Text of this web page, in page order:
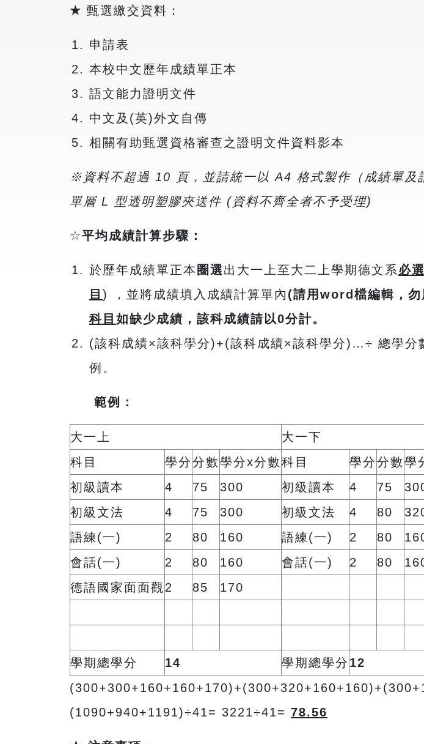
★ 甄選繳交資料：
申請表
本校中文歷年成績單正本
語文能力證明文件
中文及(英)外文自傳
相關有助甄選資格審查之證明文件資料影本
※資料不超過 10 頁，並請統一以 A4 格式製作（成績單及
單層 L 型透明塑膠夾送件 (資料不齊全者不予受理)
☆平均成績計算步驟：
於歷年成績單正本 圈選出大一上至大二上學期德文系必
目 ) ，並將成績填入成績計算單內 (請用word檔編輯，勿
科目 如缺少成績，該科成績請以0分計。
(該科成績×該科學分)+(該科成績×該科學分)…÷ 總學分
例。
範例：
大一上 大一下
科目
學分分數學分x分數科目 學分分數學
初級讀本
4 75 300 初級讀本 4 75
初級文法
4 75 300 初級文法 4 80
語練(一)
2 80 160 語練(一) 2 80
會話(一)
2 80 160 會話(一) 2 80
德語國家面面觀2 85 170
學期總學分
14 學期總學分 12
(1090+940+1191)÷41= 3221÷41= 78.56